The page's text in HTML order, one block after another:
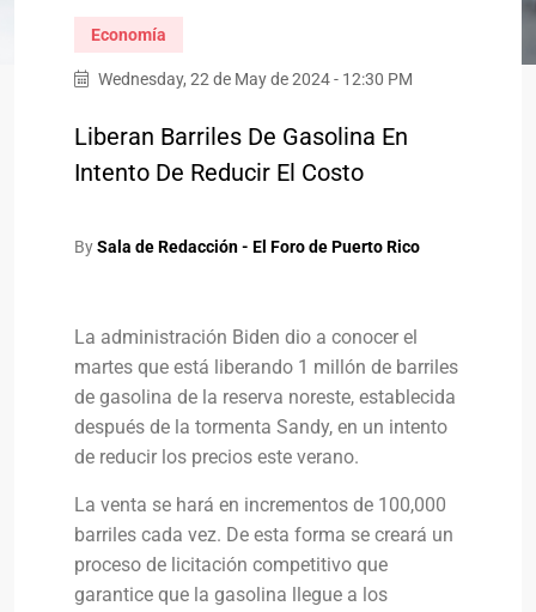
Economía
Wednesday, 22 de May de 2024 - 12:30 PM
Liberan Barriles De Gasolina En
Intento De Reducir El Costo
BySala de Redacción - El Foro de Puerto Rico
La administración Biden dio a conocer el
martes que está liberando 1 millón de barriles
de gasolina de la reserva noreste, establecida
después de la tormenta Sandy, en un intento
de reducir los precios este verano.
La venta se hará en incrementos de 100,000
barriles cada vez. De esta forma se creará un
proceso de licitación competitivo que
garantice que la gasolina llegue a los